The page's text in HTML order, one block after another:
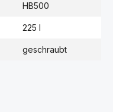
HB500
225 l
geschraubt